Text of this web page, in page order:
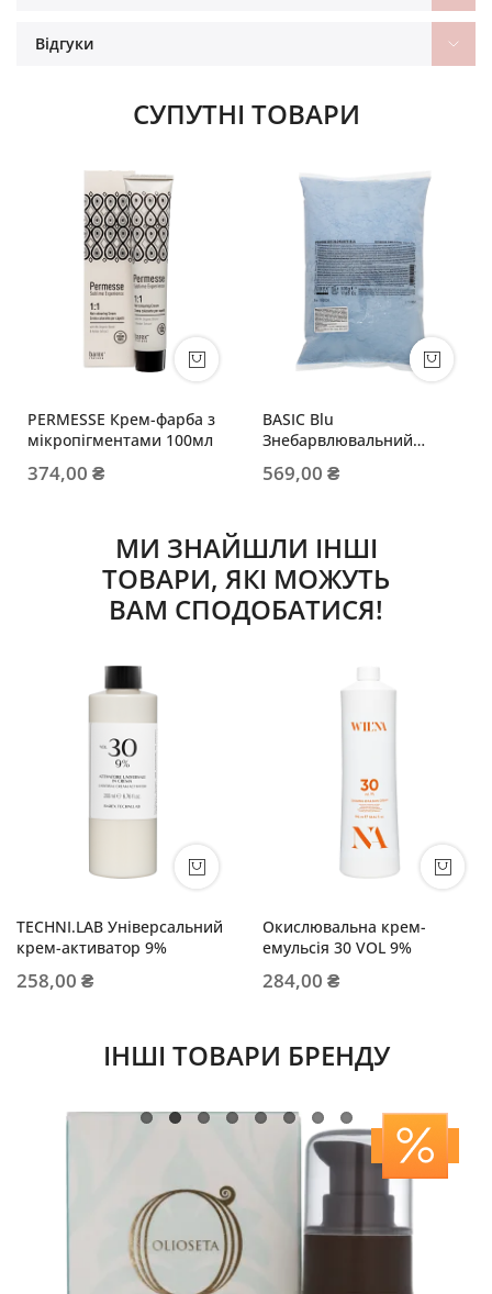
Відгуки
СУПУТНІ ТОВАРИ
PERMESSE Крем-фарба з
мікропігментами 100мл
374,00 ₴
BASIC Blu
Знебарвлювальний
(пакет)
569,00 ₴
МИ ЗНАЙШЛИ ІНШІ
ТОВАРИ, ЯКІ МОЖУТЬ
ВАМ СПОДОБАТИСЯ!
TECHNI.LAB Універсальний
крем-активатор 9%
258,00 ₴
Окислювальна крем-
емульсія 30 VOL 9%
284,00 ₴
ІНШІ ТОВАРИ БРЕНДУ